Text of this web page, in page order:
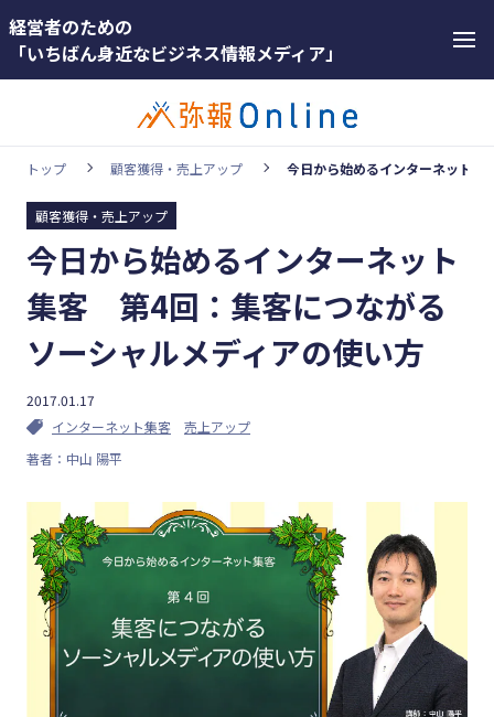
経営者のための
「いちばん身近なビジネス情報メディア」
カテゴリー
顧客獲得・売上アップ
人材（採用・育成・定着）
事業成長・経営力アップ
経営ノウハウ＆トレンド
キーワード
#インボイス
#インボイス制度
#電子帳簿保存法
ホットワー
#インボ
イス
#インボ
イス制度
#電子帳
#集客
#資金調
トップ 顧客獲得・売上アップ 今日から始めるインターネット
顧客獲得・売上アップ
今日から始めるインターネット
集客 第4回：集客につながる
ソーシャルメディアの使い方
2017.01.17
インターネット集客
売上アップ
著者：中山 陽平